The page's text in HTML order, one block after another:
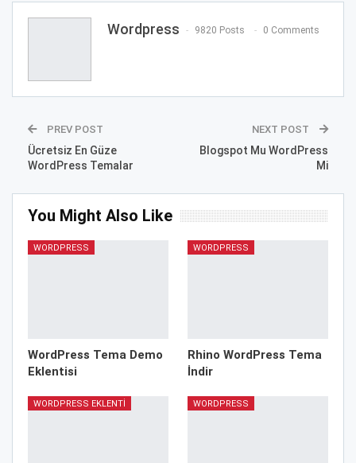
Wordpress 9820 Posts 0 Comments
PREV POST
Ücretsiz En Güze
WordPress Temalar
NEXT POST
Blogspot Mu WordPress
Mi
You Might Also Like
WORDPRESS
WordPress Tema Demo
Eklentisi
WORDPRESS
Rhino WordPress Tema
İndir
WORDPRESS EKLENTI WORDPRESS